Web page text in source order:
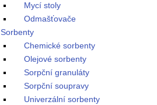
Mycí stoly
Odmašťovače
Sorbenty
Chemické sorbenty
Olejové sorbenty
Sorpční granuláty
Sorpční soupravy
Univerzální sorbenty